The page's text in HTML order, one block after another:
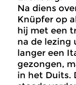
Na diens
Knüpfer op
hij met een
na de lezing
langer een
gezongen,
in het Duits.